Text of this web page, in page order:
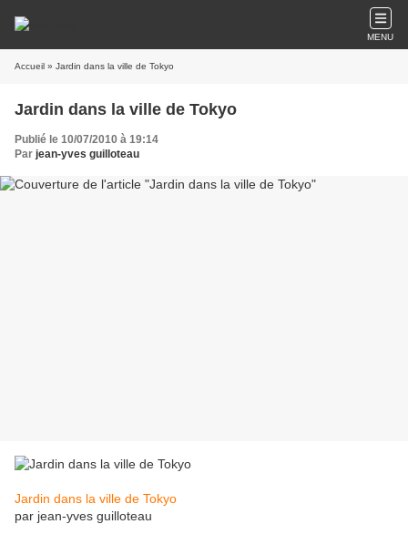
MENU
Accueil » Jardin dans la ville de Tokyo
Jardin dans la ville de Tokyo
Publié le 10/07/2010 à 19:14
Par jean-yves guilloteau
Jardin dans la ville de Tokyo
par jean-yves guilloteau